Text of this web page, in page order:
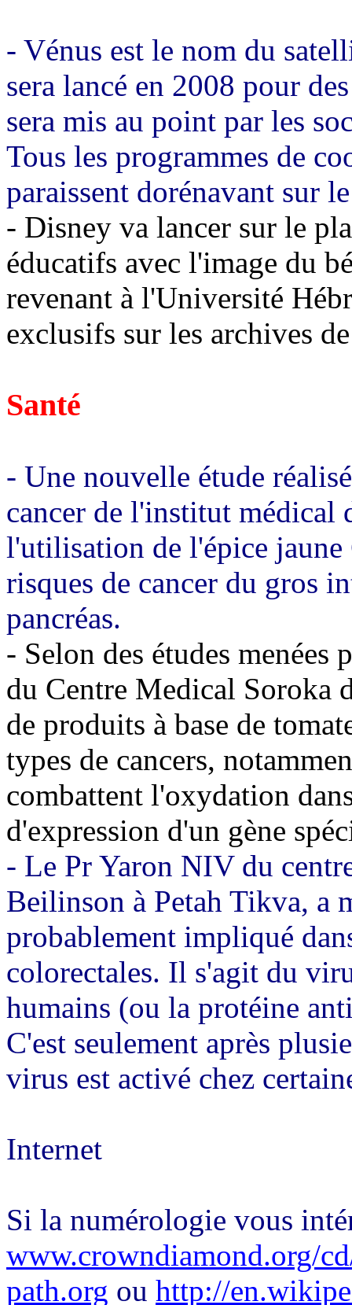
- Vénus est le nom du
sera lancé en 2008 pour
sera mis au point par les
Tous les programmes de
paraissent dorénavant sur
- Disney va lancer sur le
éducatifs avec l'image du
revenant à l'Université
exclusifs sur les archives
Santé
- Une nouvelle étude
cancer de l'institut médical
l'utilisation de l'épice
risques de cancer du gros
pancréas.
- Selon des études
du Centre Medical Soroka
de produits à base de
types de cancers,
combattent l'oxydation
d'expression d'un gène
- Le Pr Yaron NIV du
Beilinson à Petah Tikva, a
probablement impliqué
colorectales. Il s'agit du
humains (ou la protéine
C'est seulement après
virus est activé chez
Internet
Si la numérologie vous
www.crowndiamond.org/
path.org ou http://